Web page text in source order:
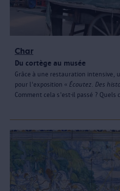
Char
Du cortège au musée
Grâce à une restauration intensive,
pour l'exposition « Écoutez. Des
Comment cela s'est-il passé ? Quels